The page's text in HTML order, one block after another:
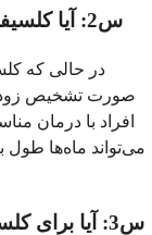
س2: آیا کلسيفیلاکسی به طور کامل قابل درمان است؟
در حالی که
صورت تشخیص
افراد با درمان
می‌تواند ماه‌ها طول
س3: آیا برای کلسيفیلاکسی به جراحی نیاز خواهم داشت؟